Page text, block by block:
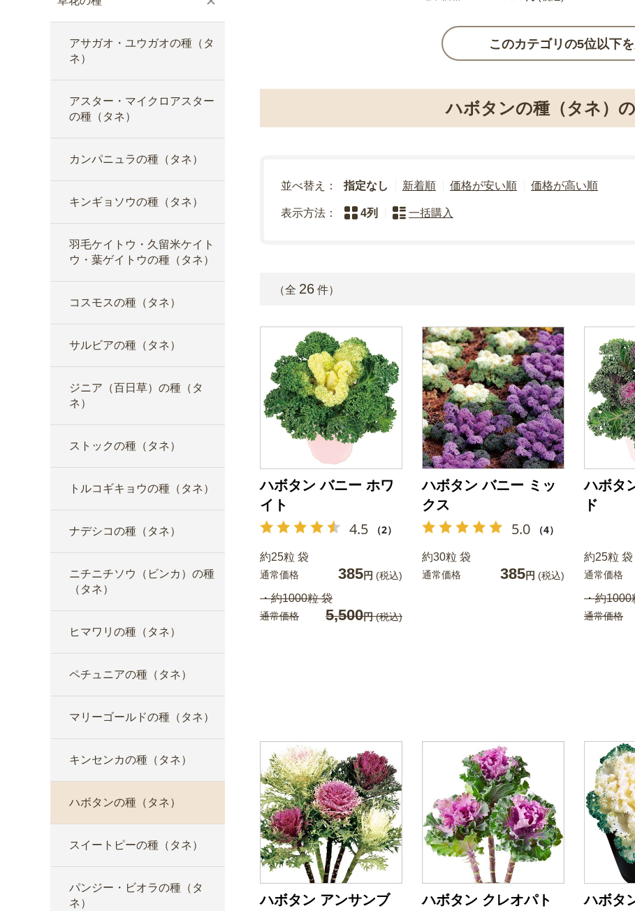
アサガオ・ユウガオの種（タ
ネ）
アスター・マイクロアスター
の種（タネ）
カンパニュラの種（タネ）
キンギョソウの種（タネ）
羽毛ケイトウ・久留米ケイト
ウ・葉ゲイトウの種（タネ）
コスモスの種（タネ）
サルビアの種（タネ）
ジニア（百日草）の種（タ
ネ）
ストックの種（タネ）
トルコギキョウの種（タネ）
ナデシコの種（タネ）
ニチニチソウ（ビンカ）の種
（タネ）
ヒマワリの種（タネ）
ペチュニアの種（タネ）
マリーゴールドの種（タネ）
キンセンカの種（タネ）
ハボタンの種（タネ）
スイートピーの種（タネ）
パンジー・ビオラの種（タ
ネ）
このカテゴリの5位以下
ハボタンの種（タネ）
並べ替え： 指定なし 新着順 価格が安い順 価格が高い順
表示方法： 4列 一括購入
（全 26 件）
ハボタン バニー ホワ
イト
4.5 （2）
約25粒 袋
通常価格 385円 (税込)
・約1000粒 袋
通常価格 5,500円(税込)
ハボタン バニー ミッ
クス
5.0 （4）
約30粒 袋
通常価格 385円 (税込)
ハボタ
ド
約25粒 袋
通常価格
・約1000
通常価格
ハボタン アンサンブ
ハボタン クレオパト
ハボタ